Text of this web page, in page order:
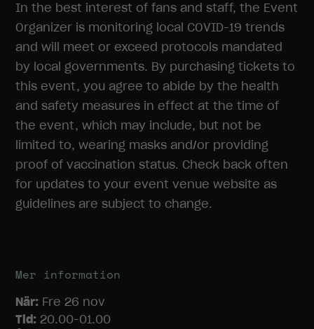
In the best interest of fans and staff, the Event
Organizer is monitoring local COVID-19 trends
and will meet or exceed protocols mandated
by local governments. By purchasing tickets to
this event, you agree to abide by the health
and safety measures in effect at the time of
the event, which may include, but not be
limited to, wearing masks and/or providing
proof of vaccination status. Check back often
for updates to your event venue website as
guidelines are subject to change.
Mer information
När: Fre 26 nov
Tid: 20.00-01.00
hemsidans
funktionalitet
och
uppbyggnad,
baserat på
hur
används.
Upplevelse
hemsida ska
prestera så